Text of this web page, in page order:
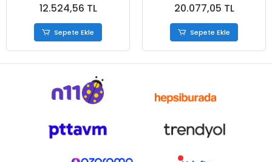
12.524,56 TL
Sepete Ekle
20.077,05 TL
Sepete Ekle